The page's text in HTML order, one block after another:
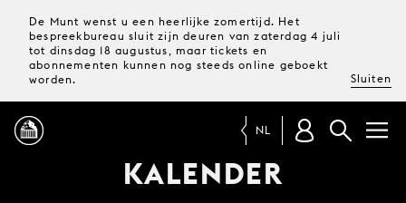
De Munt wenst u een heerlijke zomertijd. Het
bespreekbureau sluit zijn deuren van zaterdag 4 juli
tot dinsdag 18 augustus, maar tickets en
abonnementen kunnen nog steeds online geboekt
worden.
Sluiten
PROGRAMMA
NL
KALENDER